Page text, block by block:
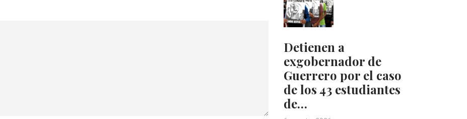
Detienen a
exgobernador de
Guerrero por el caso
de los 43 estudiantes
de…